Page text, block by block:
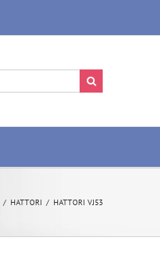
/ HATTORI / HATTORI VJ53